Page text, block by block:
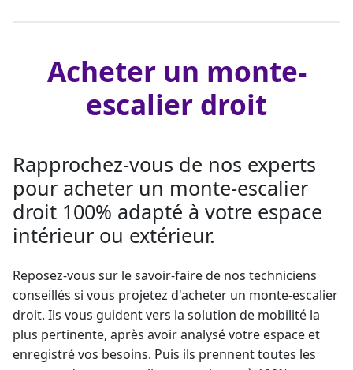
Acheter un monte-
escalier droit
Rapprochez-vous de nos experts
pour acheter un monte-escalier
droit 100% adapté à votre espace
intérieur ou extérieur.
Reposez-vous sur le savoir-faire de nos techniciens
conseillés si vous projetez d'acheter un monte-escalier
droit. Ils vous guident vers la solution de mobilité la
plus pertinente, après avoir analysé votre espace et
enregistré vos besoins. Puis ils prennent toutes les